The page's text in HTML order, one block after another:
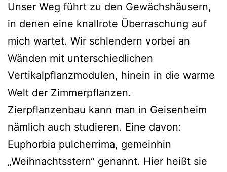
Unser Weg führt zu den Gewächshäusern,
in denen eine knallrote Überraschung auf
mich wartet. Wir schlendern vorbei an
Wänden mit unterschiedlichen
Vertikalpflanzmodulen, hinein in die warme
Welt der Zimmerpflanzen.
Zierpflanzenbau kann man in Geisenheim
nämlich auch studieren. Eine davon:
Euphorbia pulcherrima, gemeinhin
„Weihnachtsstern“ genannt. Hier heißt sie